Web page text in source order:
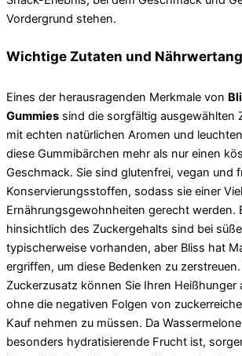
Vordergrund stehen.
Wichtige Zutaten und
Eines der herausragenden Merkmale von
Gummies sind die sorgfältig ausgewählten
mit echten natürlichen Aromen und
diese Gummibärchen mehr als nur einen
Geschmack. Sie sind glutenfrei, vegan und
Konservierungsstoffen, sodass sie einer
Ernährungsgewohnheiten gerecht werden.
hinsichtlich des Zuckergehalts sind bei
typischerweise vorhanden, aber Bliss hat
ergriffen, um diese Bedenken zu
Zuckerzusatz können Sie Ihren Heißhunger
ohne die negativen Folgen von
Kauf nehmen zu müssen. Da
besonders hydratisierende Frucht ist,